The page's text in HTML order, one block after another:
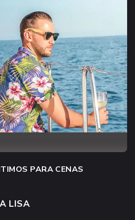
PARA CENAS
LISA